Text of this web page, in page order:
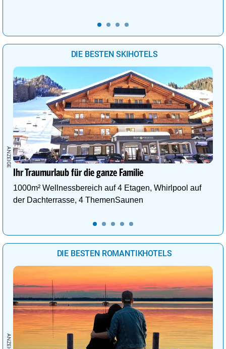
DIE BESTEN SKIHOTELS
Ihr Traumurlaub für die ganze Familie
1000m² Wellnessbereich auf 4 Etagen, Whirlpool auf
der Dachterrasse, 4 ThemenSaunen
DIE BESTEN ROMANTIKHOTELS